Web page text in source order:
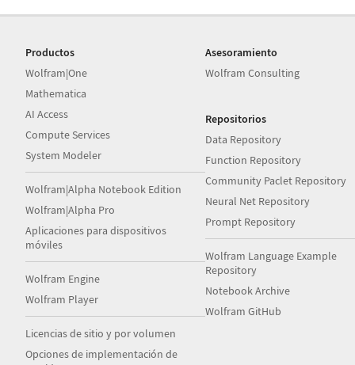
Productos
Wolfram|One
Mathematica
AI Access
Compute Services
System Modeler
Wolfram|Alpha Notebook Edition
Wolfram|Alpha Pro
Aplicaciones para dispositivos
móviles
Wolfram Engine
Wolfram Player
Licencias de sitio y por volumen
Opciones de implementación de
Asesoramiento
Wolfram Consulting
Repositorios
Data Repository
Function Repository
Community Paclet Repository
Neural Net Repository
Prompt Repository
Wolfram Language Example
Repository
Notebook Archive
Wolfram GitHub